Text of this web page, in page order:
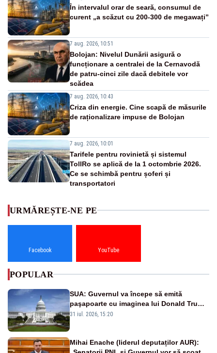
În intervalul orar de seară, consumul de
curent „a scăzut cu 200-300 de megawați”
7 aug. 2026, 10:51
Bolojan: Nivelul Dunării asigură o
funcționare a centralei de la Cernavodă
de patru-cinci zile dacă debitele vor
scădea
7 aug. 2026, 10:43
Criza din energie. Cine scapă de măsurile
de raționalizare impuse de Bolojan
7 aug. 2026, 10:01
Tarifele pentru rovinietă și sistemul
TollRo se aplică de la 1 octombrie 2026.
Ce se schimbă pentru șoferi și
transportatori
URMĂREȘTE-NE PE
Facebook YouTube
POPULAR
SUA: Guvernul va începe să emită
paşapoarte cu imaginea lui Donald Trump
începând cu 8 august
31 iul. 2026, 15:20
Mihai Enache (liderul deputaților AUR):